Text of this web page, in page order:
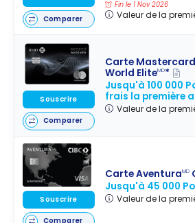
Fin le 1 Nov 2026
Valeur de la
Comparer
Carte
World EliteMD*
Jusqu'à 100 000
frais la première
Valeur de la
Souscrire
Comparer
Carte AventuraMD
Jusqu'à 45 000
Valeur de la
Souscrire
Comparer